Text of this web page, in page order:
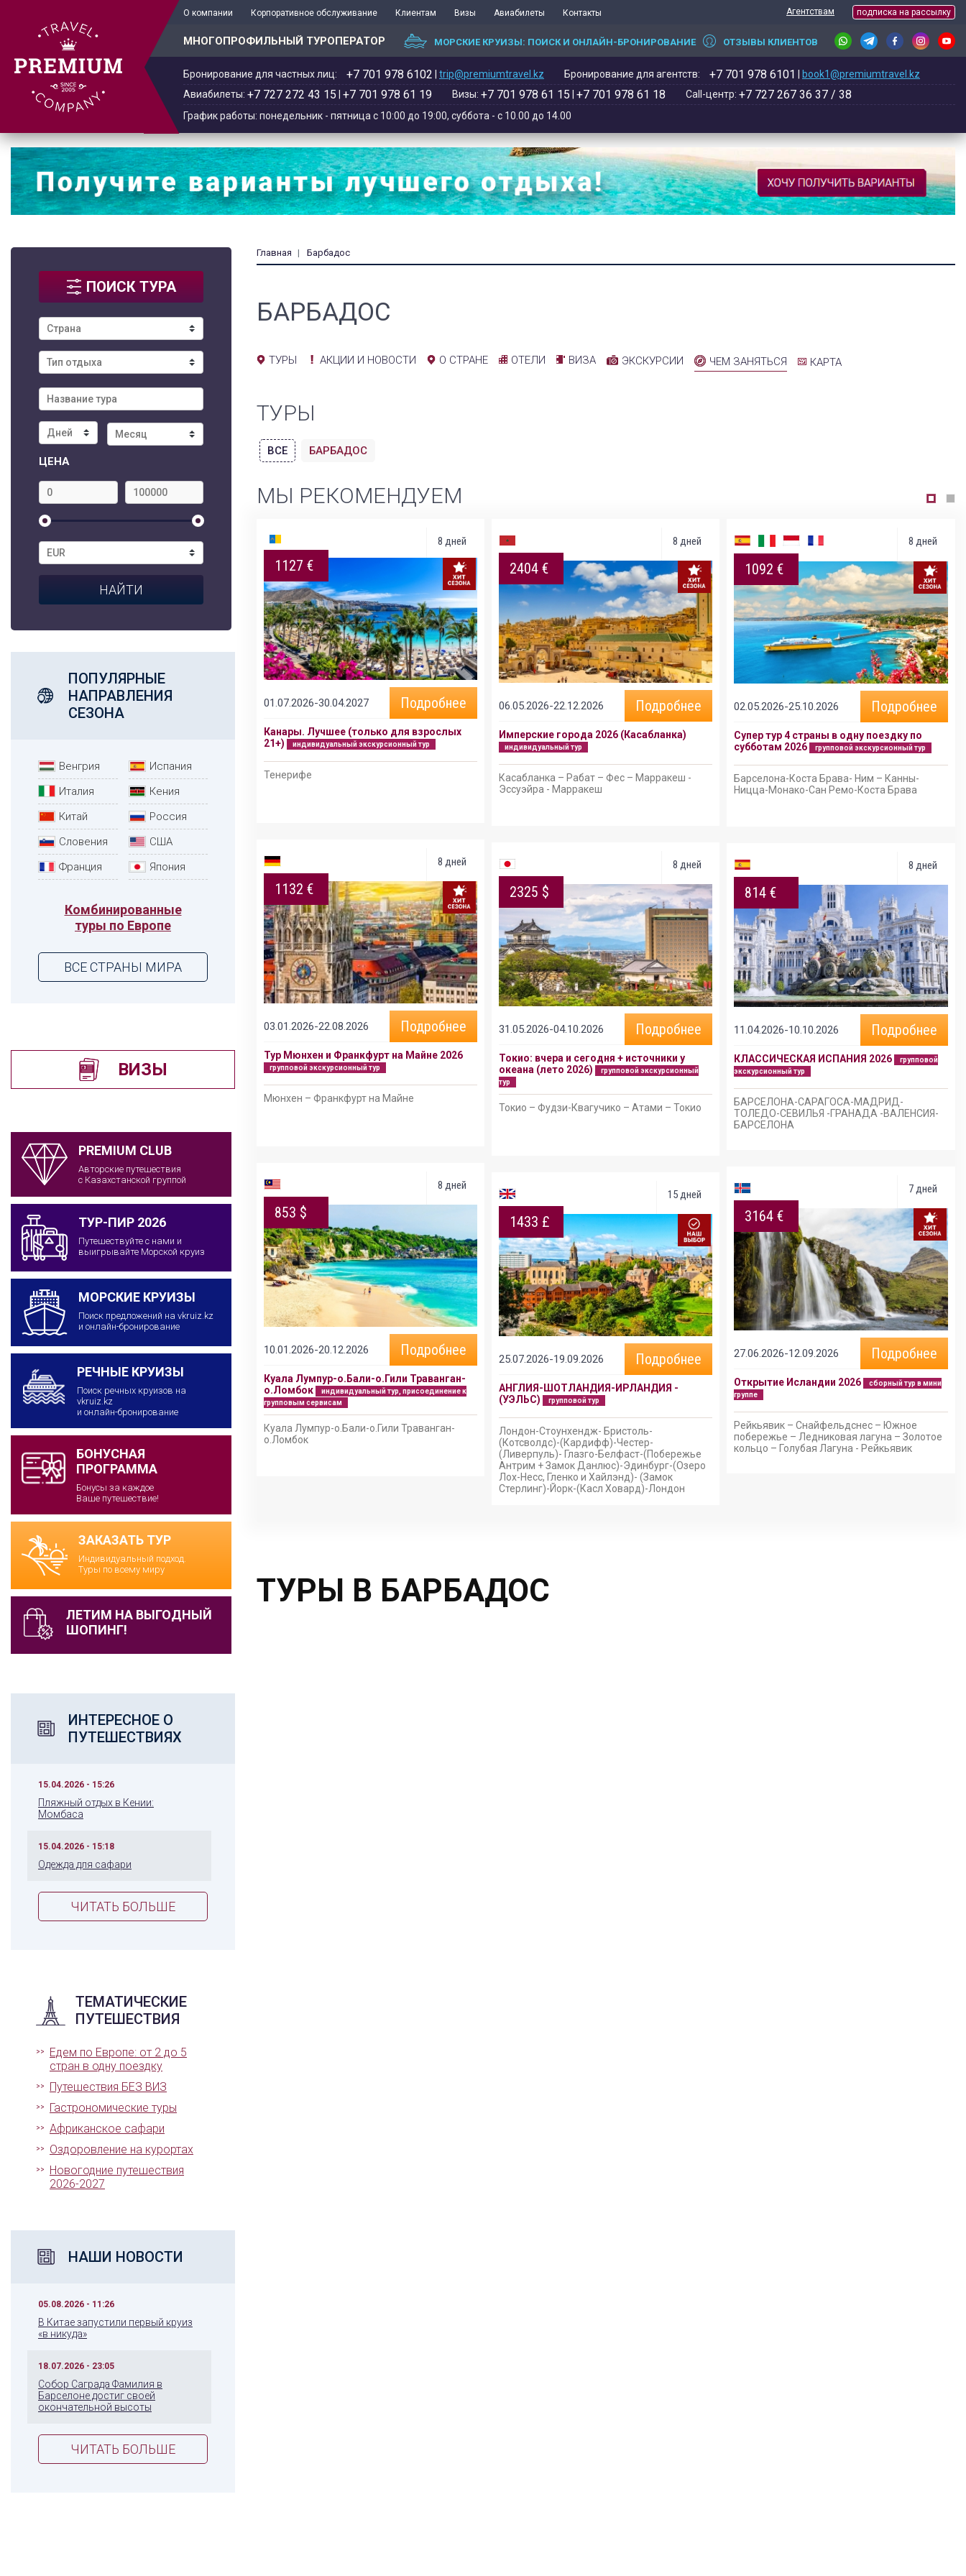
О компании Корпоративное обслуживание Клиентам Визы Авиабилеты Контакты Агентствам подписка на рассылку
МНОГОПРОФИЛЬНЫЙ ТУРОПЕРАТОР МОРСКИЕ КРУИЗЫ: ПОИСК И ОНЛАЙН-БРОНИРОВАНИЕ ОТЗЫВЫ КЛИЕНТОВ
Бронирование для частных лиц: +7 701 978 6102‬ trip@premiumtravel.kz Бронирование для агентств: +7 701 978 6101
book1@premiumtravel.kz
Авиабилеты: +7 727 272 43 15 +7 701 978 61 19 Визы: +7 701 978 61 15 +7 701 978 61 18 Call-центр: +7 727 267 36 37 / 38
График работы: понедельник - пятница с 10:00 до 19:00, суббота - с 10.00 до 14.00
ПОИСК ТУРА
ЦЕНА
ПОПУЛЯРНЫЕ
НАПРАВЛЕНИЯ
СЕЗОНА
Венгрия
Испания
Италия
Кения
Китай
Россия
Словения
США
Франция
Япония
Комбинированные
туры по Европе
ВСЕ СТРАНЫ МИРА
ВИЗЫ
PREMIUM CLUB
Авторские путешествия
с Казахстанской группой
ТУР-ПИР 2026
Путешествуйте с нами и
выигрывайте Морской круиз
МОРСКИЕ КРУИЗЫ
Поиск предложений на vkruiz.kz
и онлайн-бронирование
РЕЧНЫЕ КРУИЗЫ
Поиск речных круизов на
vkruiz.kz
и онлайн-бронирование
БОНУСНАЯ
ПРОГРАММА
Бонусы за каждое
Ваше путешествие!
ЗАКАЗАТЬ ТУР
Индивидуальный подход.
Туры по всему миру
ЛЕТИМ НА ВЫГОДНЫЙ
ШОПИНГ!
ИНТЕРЕСНОЕ О
ПУТЕШЕСТВИЯХ
15.04.2026 - 15:26
Пляжный отдых в Кении:
Момбаса
15.04.2026 - 15:18
Одежда для сафари
ЧИТАТЬ БОЛЬШЕ
ТЕМАТИЧЕСКИЕ
ПУТЕШЕСТВИЯ
Едем по Европе: от 2 до 5
стран в одну поездку
Путешествия БЕЗ ВИЗ
Гастрономические туры
Африканское сафари
Оздоровление на курортах
Новогодние путешествия
2026-2027
НАШИ НОВОСТИ
05.08.2026 - 11:26
В Китае запустили первый круиз
«в никуда»
18.07.2026 - 23:05
Собор Саграда Фамилия в
Барселоне достиг своей
окончательной высоты
ЧИТАТЬ БОЛЬШЕ
Главная Барбадос
БАРБАДОС
ТУРЫ АКЦИИ И НОВОСТИ О СТРАНЕ ОТЕЛИ ВИЗА ЭКСКУРСИИ ЧЕМ ЗАНЯТЬСЯ КАРТА
ТУРЫ
ВСЕ БАРБАДОС
МЫ РЕКОМЕНДУЕМ
9 дней
2417 $
24.02.2026-24.01.2027 Подробнее
Пекин – Лоян – Шаолинь – Сиань – Шанхай -
Сучжоу
8 дней
1127 €
01.07.2026-30.04.2027 Подробнее
Канары. Лучшее (только для взрослых
21+)
индивидуальный экскурсионный тур
Тенерифе
8 дней
1132 €
03.01.2026-22.08.2026 Подробнее
Тур Мюнхен и Франкфурт на Майне 2026
групповой экскурсионный тур
Мюнхен – Франкфурт на Майне
8 дней
853 $
10.01.2026-20.12.2026 Подробнее
Куала Лумпур-о.Бали-о.Гили Траванган-
о.Ломбок
индивидуальный тур, присоединение к
групповым сервисам
Куала Лумпур-о.Бали-о.Гили Траванган-
о.Ломбок
8 дней
2404 €
06.05.2026-22.12.2026 Подробнее
Имперские города 2026 (Касабланка)
индивидуальный тур
Касабланка – Рабат – Фес – Марракеш -
Эссуэйра - Марракеш
8 дней
2325 $
31.05.2026-04.10.2026 Подробнее
Токио: вчера и сегодня + источники у
океана (лето 2026)
групповой экскурсионный
тур
Токио – Фудзи-Квагучико – Атами – Токио
15 дней
1433 £
25.07.2026-19.09.2026 Подробнее
АНГЛИЯ-ШОТЛАНДИЯ-ИРЛАНДИЯ -
(УЭЛЬС)
групповой тур
Лондон-Стоунхендж- Бристоль-
(Котсволдс)-(Кардифф)-Честер-
(Ливерпуль)- Глазго-Белфаст-(Побережье
Антрим + Замок Данлюс)-Эдинбург-(Озеро
Лох-Несс, Гленко и Хайлэнд)- (Замок
Стерлинг)-Йорк-(Касл Ховард)-Лондон
8 дней
1092 €
02.05.2026-25.10.2026 Подробнее
Супер тур 4 страны в одну поездку по
субботам 2026
групповой экскурсионный тур
Барселона-Коста Брава- Ним – Канны-
Ницца-Монако-Сан Ремо-Коста Брава
8 дней
814 €
11.04.2026-10.10.2026 Подробнее
КЛАССИЧЕСКАЯ ИСПАНИЯ 2026
групповой
экскурсионный тур
БАРСЕЛОНА-САРАГОСА-МАДРИД-
ТОЛЕДО-СЕВИЛЬЯ -ГРАНАДА -ВАЛЕНСИЯ-
БАРСЕЛОНА
7 дней
3164 €
27.06.2026-12.09.2026 Подробнее
Открытие Исландии 2026
сборный тур в мини
группе
Рейкьявик – Снайфельдснес – Южное
побережье – Ледниковая лагуна – Золотое
кольцо – Голубая Лагуна - Рейкьявик
ТУРЫ В БАРБАДОС